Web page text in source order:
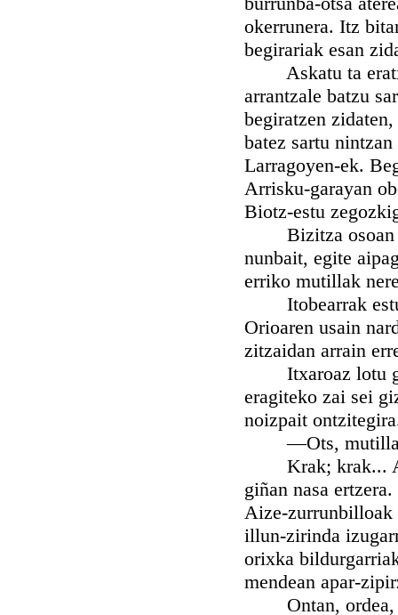
okerrunera. Itz
begirariak esan
Askatu ta eratxi
arrantzale batzu
begiratzen
batez sartu
Larragoyen-ek.
Arrisku-garayan
Biotz-estu
Bizitza osoan
nunbait, egite
erriko mutillak
Itobearrak
Orioaren usain
zitzaidan arrain
Itxaroaz lotu
eragiteko zai sei
noizpait
—Ots, mutillak!
Krak; krak...
giñan nasa
Aize-zurrunbilloak
illun-zirinda
orixka
mendean apar-
Ontan, ordea,